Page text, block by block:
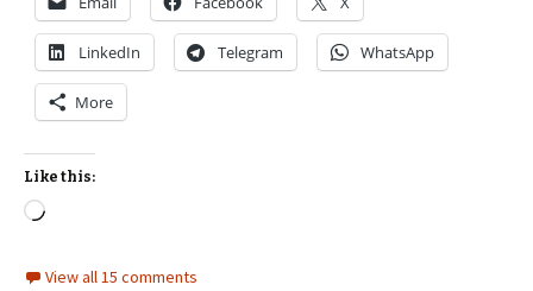
LinkedIn Telegram WhatsApp
More
Like this:
Loading…
View all 15 comments